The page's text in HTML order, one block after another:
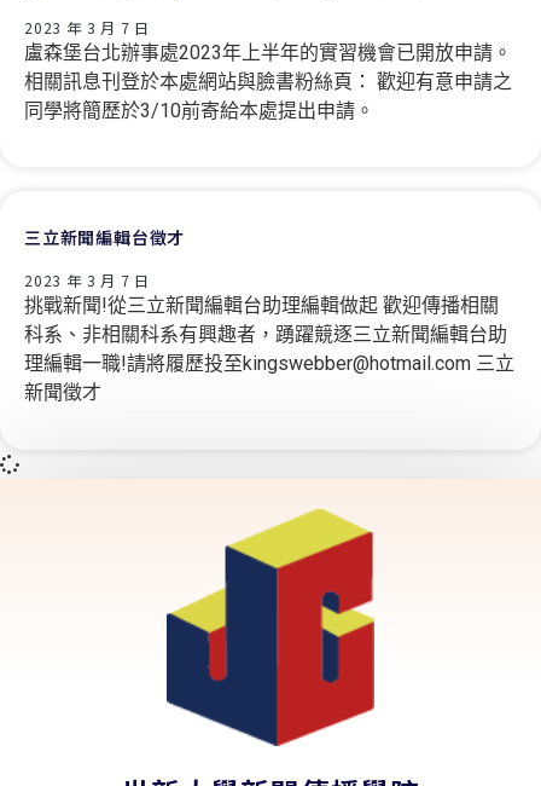
2023 年 3 月 7 日
盧森堡台北辦事處2023年上半年的實習機會已開放申請。
相關訊息刊登於本處網站與臉書粉絲頁： 歡迎有意申請之
同學將簡歷於3/10前寄給本處提出申請。
三立新聞編輯台徵才
2023 年 3 月 7 日
挑戰新聞!從三⽴新聞編輯台助理編輯做起 歡迎傳播相關
科系、⾮相關科系有興趣者，踴躍競逐三⽴新聞編輯台助
理編輯⼀職!請將履歷投⾄kingswebber@hotmail.com 三立
新聞徵才